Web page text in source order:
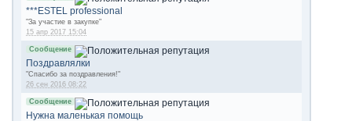
***ESTEL professional
"За участие в закупке"
15 апр 2017 15:04
Сообщение
Поздравлялки
"Спасибо за поздравления!"
26 сен 2016 08:22
Сообщение
Нужна маленькая помощь